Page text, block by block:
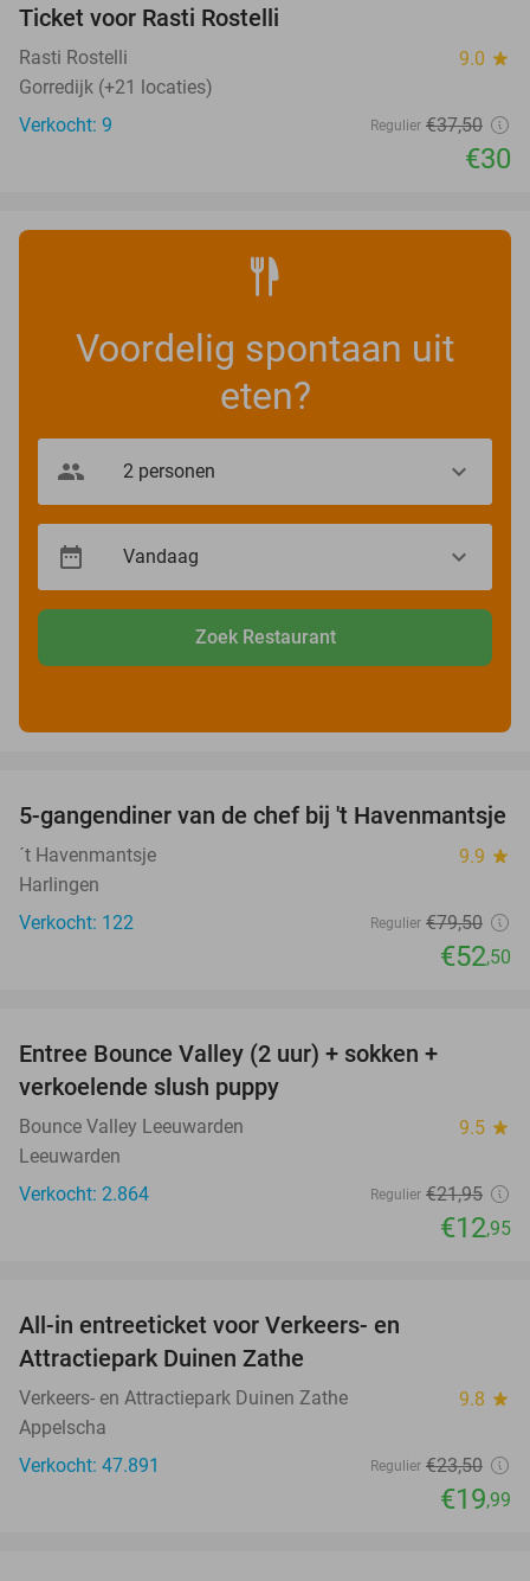
TODAY
Ticket voor Rasti Rostelli
Rasti Rostelli 9.0 star
Gorredijk (+21 locaties)
Verkocht: 9
Regulier €37,50
€30
Voordelig spontaan uit
eten?
Zoek Restaurant
34%
5-gangendiner van de chef bij 't Havenmantsje
´t Havenmantsje 9.9 star
Harlingen
Verkocht: 122
Regulier €79,50
€52,50
Entree Bounce Valley (2 uur) + sokken +
verkoelende slush puppy
Bounce Valley Leeuwarden 9.5 star
Leeuwarden
Verkocht: 2.864
Regulier €21,95
€12,95
All-in entreeticket voor Verkeers- en
Attractiepark Duinen Zathe
Verkeers- en Attractiepark Duinen Zathe 9.8 star
Appelscha
Verkocht: 47.891
Regulier €23,50
€19,99